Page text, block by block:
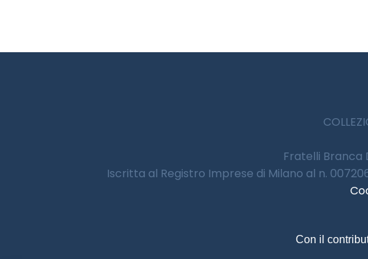
Fratelli Branca
Iscritta al Registro Imprese di Milano al n.
Con il